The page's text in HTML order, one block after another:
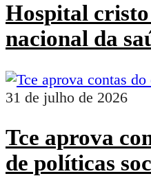
Hospital cristo
nacional da
31 de julho de 2026
Tce aprova
de políticas